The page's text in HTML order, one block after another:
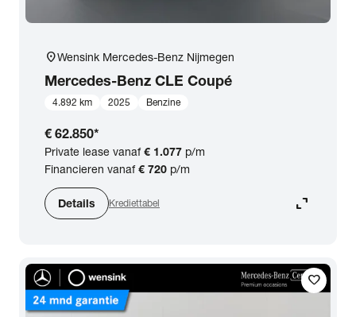
location_onWensink Mercedes-Benz Nijmegen
Mercedes-Benz CLE Coupé
4.892 km 2025 Benzine
€ 62.850*
Private lease vanaf€ 1.077 p/m
Financieren vanaf€ 720 p/m
Details Krediettabel expand_content
favorite